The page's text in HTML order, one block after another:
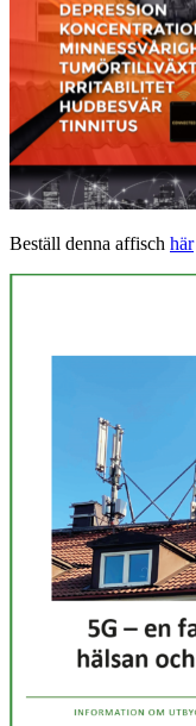
Beställ denna affisch här